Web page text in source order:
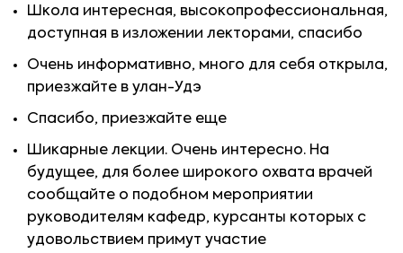
Школа интересная, высокопрофессиональная,
доступная в изложении лекторами, спасибо
Очень информативно, много для себя открыла,
приезжайте в улан-Удэ
Спасибо, приезжайте еще
Шикарные лекции. Очень интересно. На
будущее, для более широкого охвата врачей
сообщайте о подобном мероприятии
руководителям кафедр, курсанты которых с
удовольствием примут участие